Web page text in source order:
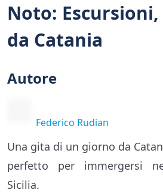
Noto:
da Catania
Autore
Federico Rudian
Una gita di un giorno da
perfetto per immergersi
Sicilia.